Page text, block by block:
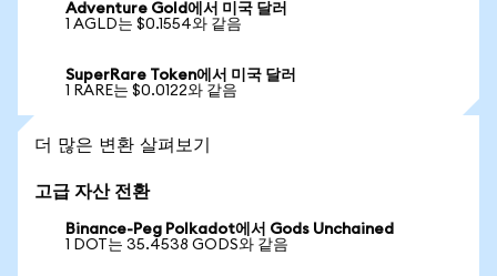
Adventure Gold에서 미국 달러
1 AGLD는 $0.1554와 같음
SuperRare Token에서 미국 달러
1 RARE는 $0.0122와 같음
더 많은 변환 살펴보기
고급 자산 전환
Binance-Peg Polkadot에서 Gods Unchained
1 DOT는 35.4538 GODS와 같음